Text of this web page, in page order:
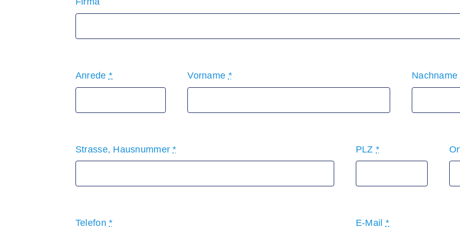
Anrede * Vorname * Nachname
Strasse, Hausnummer* PLZ*
Telefon* E-Mail *